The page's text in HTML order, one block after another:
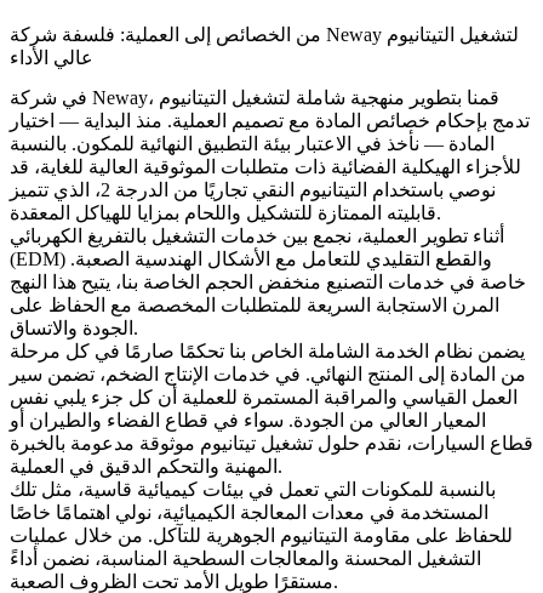
من الخصائص إلى العملية: فلسفة شركة Neway لتشغيل التيتانيوم
عالي الأداء
في شركة Neway، قمنا بتطوير منهجية شاملة لتشغيل التيتانيوم
تدمج بإحكام خصائص المادة مع تصميم العملية. منذ البداية — اختيار
المادة — نأخذ في الاعتبار بيئة التطبيق النهائية للمكون. بالنسبة
للأجزاء الهيكلية الفضائية ذات متطلبات الموثوقية العالية للغاية، قد
نوصي باستخدام التيتانيوم النقي تجاريًا من الدرجة 2
، الذي تتميز
قابليته الممتازة للتشكيل واللحام بمزايا للهياكل المعقدة.
أثناء تطوير العملية، نجمع بين خدمات التشغيل بالتفريغ الكهربائي
(EDM)
خاصة في خدمات التصنيع منخفض الحجم
الخاصة بنا، يتيح هذا النهج
المرن الاستجابة السريعة للمتطلبات المخصصة مع الحفاظ على
الجودة والاتساق.
يضمن نظام الخدمة الشاملة الخاص بنا تحكمًا صارمًا في كل مرحلة
من المادة إلى المنتج النهائي. في خدمات الإنتاج الضخم، تضمن سير
العمل القياسي والمراقبة المستمرة للعملية أن كل جزء يلبي نفس
المعيار العالي من الجودة. سواء في قطاع الفضاء والطيران أو
قطاع السيارات، نقدم حلول تشغيل تيتانيوم موثوقة مدعومة بالخبرة
المهنية والتحكم الدقيق في العملية.
بالنسبة للمكونات التي تعمل في بيئات كيميائية قاسية، مثل تلك
المستخدمة في معدات المعالجة الكيميائية، نولي اهتمامًا خاصًا
للحفاظ على مقاومة التيتانيوم الجوهرية للتآكل. من خلال عمليات
التشغيل المحسنة والمعالجات السطحية المناسبة، نضمن أداءً
مستقرًا طويل الأمد تحت الظروف الصعبة.